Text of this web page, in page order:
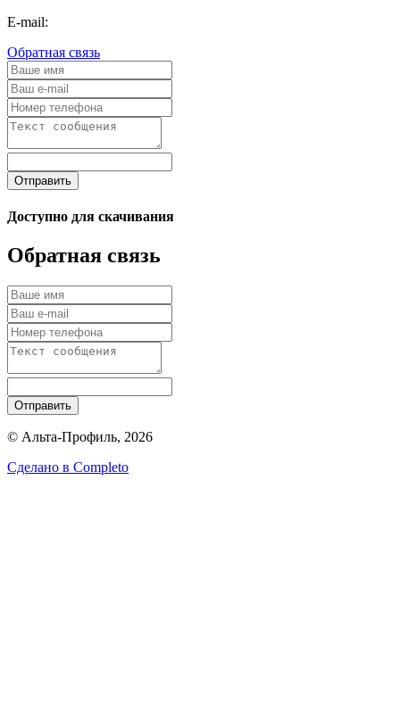
E-mail:
Обратная связь
Отправить
Доступно для скачивания
Обратная связь
Отправить
© Альта-Профиль, 2026
Сделано в Completo